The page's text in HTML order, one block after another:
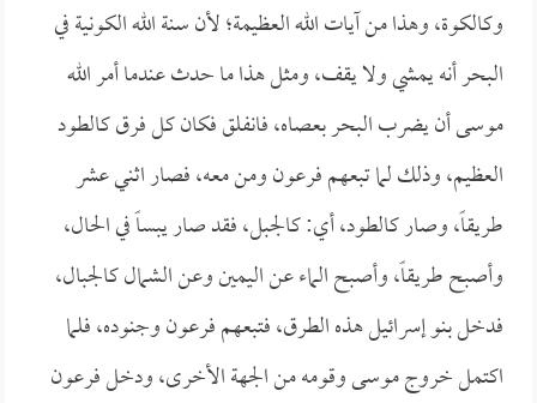
وكالكوة، وهذا من آيات الله العظيمة؛ لأن سنة الله الكونية في
البحر أنه يمشي ولا يقف، ومثل هذا ما حدث عندما أمر الله
موسى أن يضرب البحر بعصاه، فانفلق فكان كل فرق كالطود
العظيم، وذلك لما تبعهم فرعون ومن معه، فصار اثني عشر
طريقاً، وصار كالطود، أي: كالجبل، فقد صار يبساً في الحال،
وأصبح طريقاً، وأصبح الماء عن اليمين وعن الشمال كالجبال،
فدخل بنو إسرائيل هذه الطرق، فتبعهم فرعون وجنوده، فلما
اكتمل خروج موسى وقومه من الجهة الأخرى، ودخل فرعون